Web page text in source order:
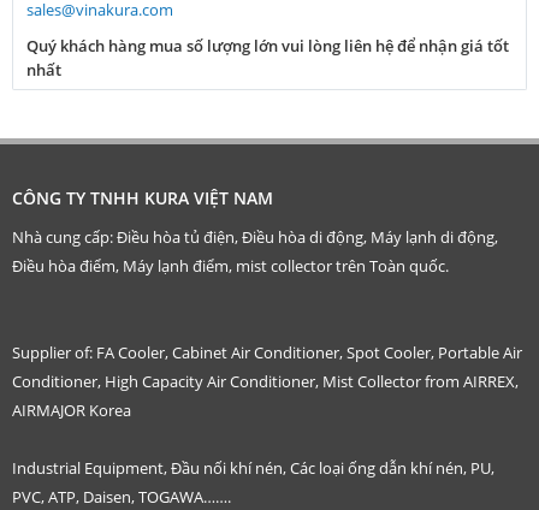
sales@vinakura.com
Quý khách hàng mua số lượng lớn vui lòng liên hệ để nhận giá tốt
nhất
CÔNG TY TNHH KURA VIỆT NAM
Nhà cung cấp: Điều hòa tủ điện, Điều hòa di động, Máy lạnh di động,
Điều hòa điểm, Máy lạnh điểm, mist collector trên Toàn quốc.
Supplier of: FA Cooler, Cabinet Air Conditioner, Spot Cooler, Portable Air
Conditioner, High Capacity Air Conditioner, Mist Collector from AIRREX,
AIRMAJOR Korea
Industrial Equipment, Đầu nối khí nén, Các loại ống dẫn khí nén, PU,
PVC, ATP, Daisen, TOGAWA…….